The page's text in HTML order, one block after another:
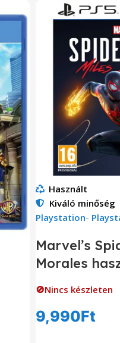
Használt
Kiváló minőség
Playstation-
Marvel’s
Morales
🚫Nincs készleten
9,990Ft